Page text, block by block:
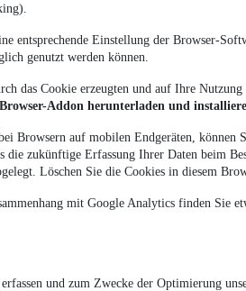
entsprechende Einstellung der Browser-
genutzt werden können.
das Cookie erzeugten und auf Ihre
Browser-Addon herunterladen und
Browsern auf mobilen Endgeräten,
zukünftige Erfassung Ihrer Daten beim
Löschen Sie die Cookies in diesem
mit Google Analytics finden Sie
und zum Zwecke der Optimierung